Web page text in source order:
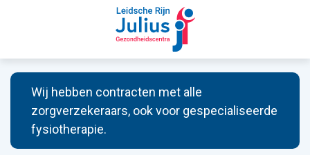
Wij hebben contracten met alle
zorgverzekeraars, ook voor gespecialiseerde
fysiotherapie.